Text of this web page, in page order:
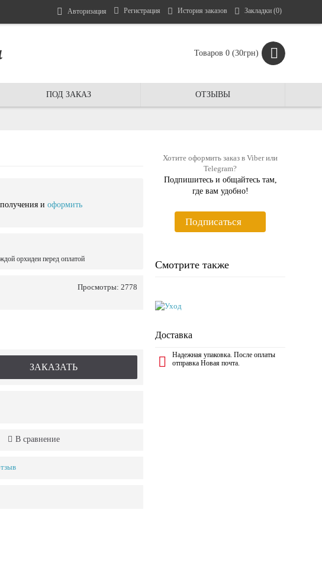
Авторизация Регистрация История заказов Закладки (0)
Товаров 0 (30грн)
ПОД ЗАКАЗ ОТЗЫВЫ
Хотите оформить заказ в Viber или
Telegram?
Подпишитесь и общайтесь там,
где вам удобно!
Подписаться
Смотрите также
Доставка
Надежная упаковка. После оплаты
отправка Новая почта.
и оформить
орхидеи перед оплатой
Просмотры: 2778
ЗАКАЗАТЬ
В сравнение